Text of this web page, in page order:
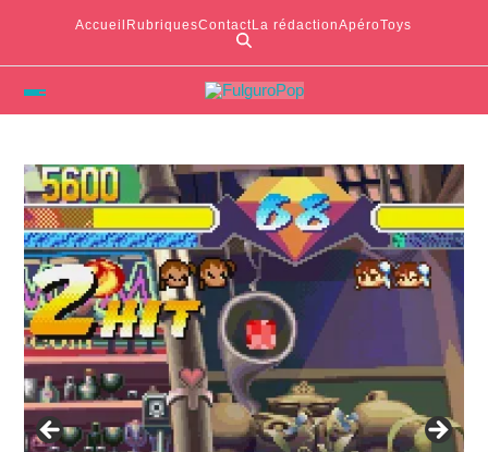
Accueil RubriquesContactLa rédactionApéroToys